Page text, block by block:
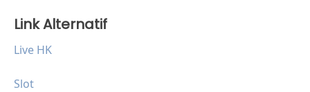
Link Alternatif
Live HK
Slot